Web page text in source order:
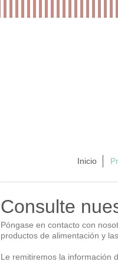
Inicio
Consulte
Póngase en contacto con
productos de alimentación y
Le remitiremos la información